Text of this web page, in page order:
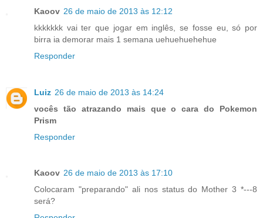
Kaoov 26 de maio de 2013 às 12:12
kkkkkkk vai ter que jogar em inglês, se fosse eu, só por
birra ia demorar mais 1 semana uehuehuehehue
Responder
Luiz 26 de maio de 2013 às 14:24
vocês tão atrazando mais que o cara do Pokemon
Prism
Responder
Kaoov 26 de maio de 2013 às 17:10
Colocaram "preparando" ali nos status do Mother 3 *---8
será?